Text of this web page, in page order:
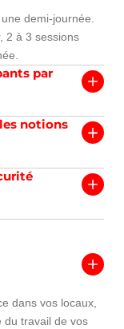
demi-journée.
2 à 3 sessions
par
notions
dans vos locaux,
du travail de vos